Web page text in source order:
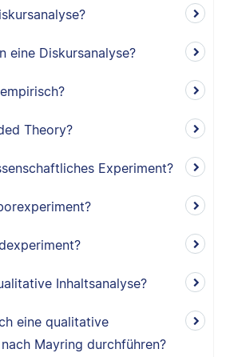
eine Diskursanalyse?
Theory?
Experiment?
Inhaltsanalyse?
eine qualitative
Mayring durchführen?